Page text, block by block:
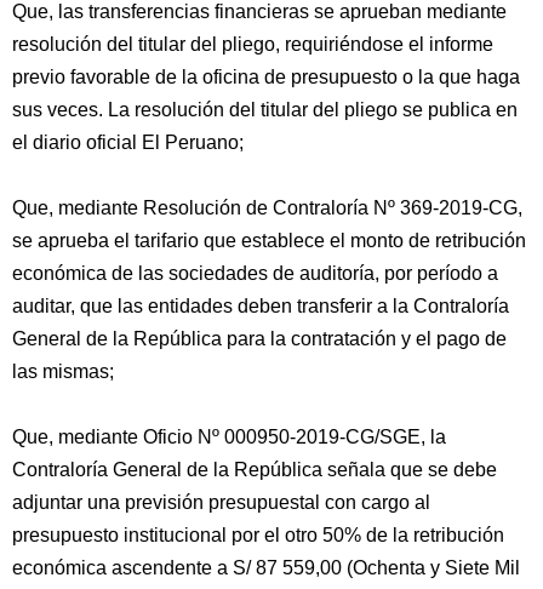
Que, las transferencias financieras se aprueban mediante
resolución del titular del pliego, requiriéndose el informe
previo favorable de la oficina de presupuesto o la que haga
sus veces. La resolución del titular del pliego se publica en
el diario oficial El Peruano;
Que, mediante Resolución de Contraloría Nº 369-2019-CG,
se aprueba el tarifario que establece el monto de retribución
económica de las sociedades de auditoría, por período a
auditar, que las entidades deben transferir a la Contraloría
General de la República para la contratación y el pago de
las mismas;
Que, mediante Oficio Nº 000950-2019-CG/SGE, la
Contraloría General de la República señala que se debe
adjuntar una previsión presupuestal con cargo al
presupuesto institucional por el otro 50% de la retribución
económica ascendente a S/ 87 559,00 (Ochenta y Siete Mil